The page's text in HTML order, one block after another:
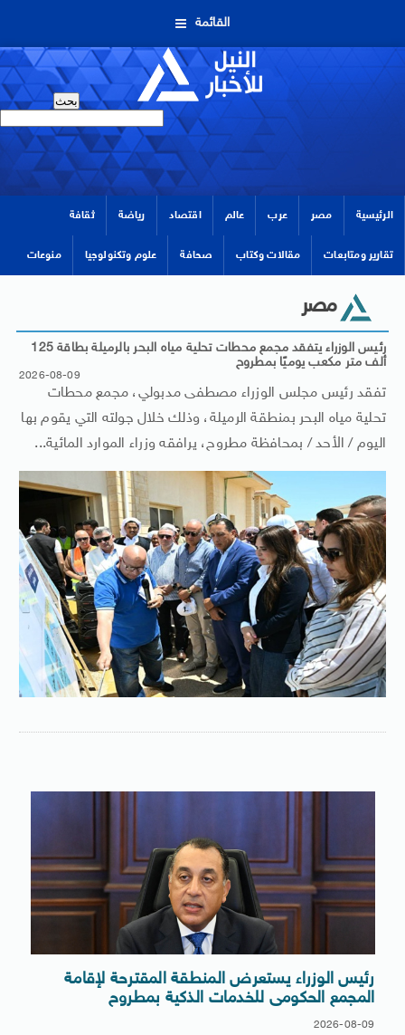
القائمة
الرئيسية مصر عرب عالم اقتصاد رياضة ثقافة
تقارير ومتابعات مقالات وكتاب صحافة علوم وتكنولوجيا منوعات
مصر
رئيس الوزراء يتفقد مجمع محطات تحلية مياه البحر بالرميلة بطاقة 125
ألف متر مكعب يوميًا بمطروح
2026-08-09
تفقد رئيس مجلس الوزراء مصطفى مدبولي، مجمع محطات
تحلية مياه البحر بمنطقة الرميلة، وذلك خلال جولته التي يقوم بها
اليوم / الأحد / بمحافظة مطروح، يرافقه وزراء الموارد المائية...
رئيس الوزراء يستعرض المنطقة المقترحة لإقامة
المجمع الحكومى للخدمات الذكية بمطروح
2026-08-09